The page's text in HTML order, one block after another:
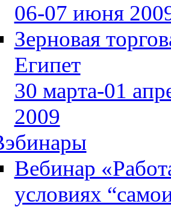
06-07 июня
Зерновая
Египет
30 марта-01
2009
Вебинар
условиях